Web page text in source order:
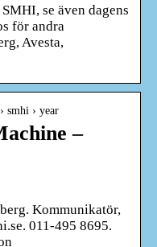
se även dagens
för andra
Avesta,
smhi › year
–
Kommunikatör,
011-495 8695.